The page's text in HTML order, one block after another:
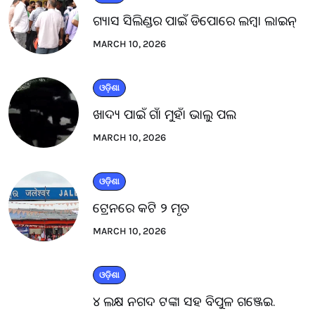
ଗ୍ୟାସ ସିଲିଣ୍ଡର ପାଇଁ ଡିପୋରେ ଲମ୍ବା ଲାଇନ୍
MARCH 10, 2026
ଓଡ଼ିଶା
ଖାଦ୍ୟ ପାଇଁ ଗାଁ ମୁହାଁ ଭାଲୁ ପଲ
MARCH 10, 2026
ଓଡ଼ିଶା
ଟ୍ରେନରେ କଟି ୨ ମୃତ
MARCH 10, 2026
ଓଡ଼ିଶା
୪ ଲକ୍ଷ ନଗଦ ଟଙ୍କା ସହ ବିପୁଳ ଗଞ୍ଜେଇ.